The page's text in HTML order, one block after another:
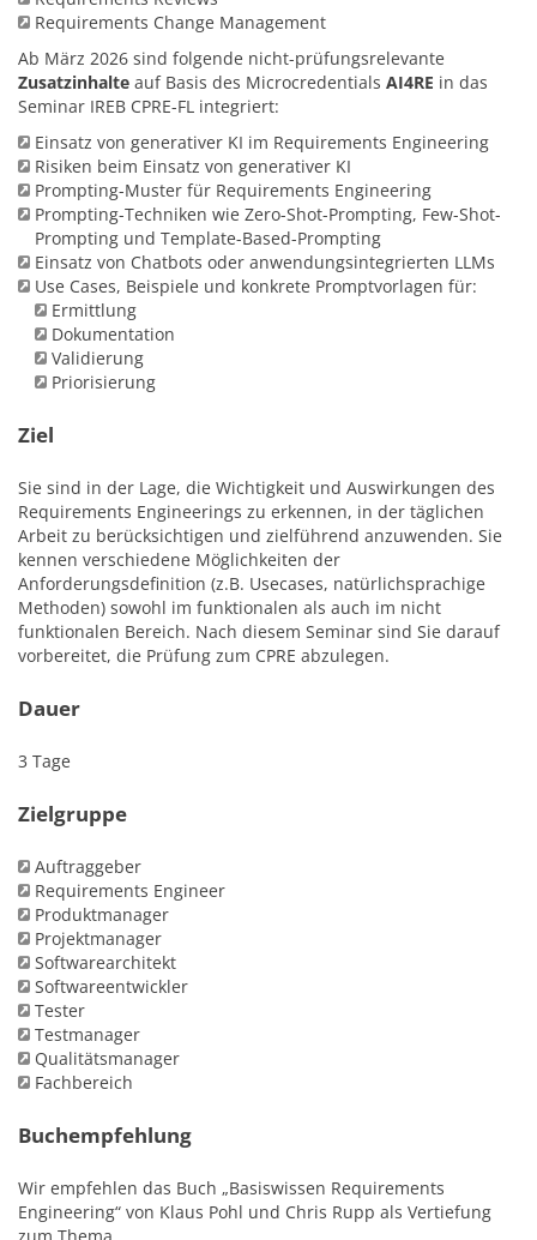
Requirements Change Management
Ab März 2026 sind folgende nicht-prüfungsrelevante
Zusatzinhalte auf Basis des Microcredentials AI4RE in das
Seminar IREB CPRE-FL integriert:
Einsatz von generativer KI im Requirements Engineering
Risiken beim Einsatz von generativer KI
Prompting-Muster für Requirements Engineering
Prompting-Techniken wie Zero-Shot-Prompting, Few-Shot-
Prompting und Template-Based-Prompting
Einsatz von Chatbots oder anwendungsintegrierten LLMs
Use Cases, Beispiele und konkrete Promptvorlagen für:
Ermittlung
Dokumentation
Validierung
Priorisierung
Ziel
Sie sind in der Lage, die Wichtigkeit und Auswirkungen des
Requirements Engineerings zu erkennen, in der täglichen
Arbeit zu berücksichtigen und zielführend anzuwenden. Sie
kennen verschiedene Möglichkeiten der
Anforderungsdefinition (z.B. Usecases, natürlichsprachige
Methoden) sowohl im funktionalen als auch im nicht
funktionalen Bereich. Nach diesem Seminar sind Sie darauf
vorbereitet, die Prüfung zum CPRE abzulegen.
Dauer
3 Tage
Zielgruppe
Auftraggeber
Requirements Engineer
Produktmanager
Projektmanager
Softwarearchitekt
Softwareentwickler
Tester
Testmanager
Qualitätsmanager
Fachbereich
Buchempfehlung
Wir empfehlen das Buch „Basiswissen Requirements
Engineering“ von Klaus Pohl und Chris Rupp als Vertiefung